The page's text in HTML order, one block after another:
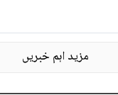
مزید اہم خبریں